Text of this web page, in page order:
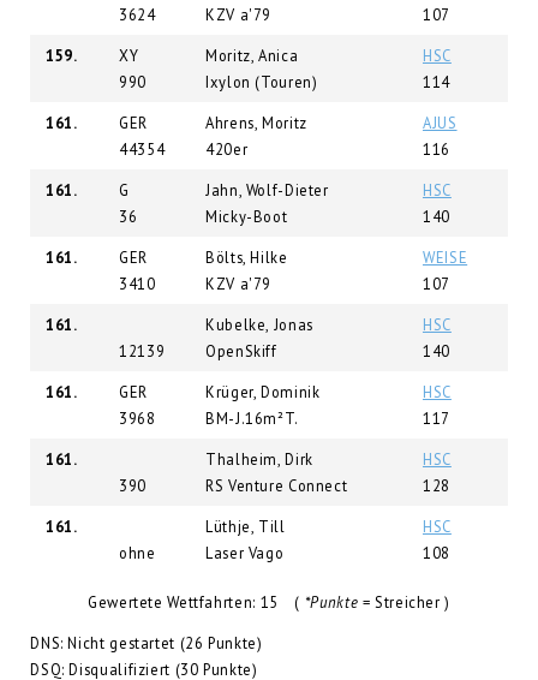
3624
KZV a'79
107
159.
XY
990
Moritz, Anica
Ixylon (Touren)
HSC
114
161.
GER
44354
Ahrens, Moritz
420er
AJUS
116
161.
G
36
Jahn, Wolf-Dieter
Micky-Boot
HSC
140
161.
GER
3410
Bölts, Hilke
KZV a'79
WEISE
107
161.
12139
Kubelke, Jonas
OpenSkiff
HSC
140
161.
GER
3968
Krüger, Dominik
BM-J.16m²T.
HSC
117
161.
390
Thalheim, Dirk
RS Venture Connect
HSC
128
161.
ohne
Lüthje, Till
Laser Vago
HSC
108
Gewertete Wettfahrten: 15 ( *Punkte = Streicher )
DNS: Nicht gestartet (26 Punkte)
DSQ: Disqualifiziert (30 Punkte)